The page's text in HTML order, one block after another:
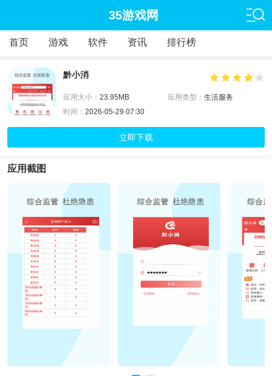
35游戏网
首页 游戏 软件 资讯 排行榜
黔小消
应用大小： 23.95MB 应用类型： 生活服务
时间： 2026-05-29 07:30
立即下载
应用截图